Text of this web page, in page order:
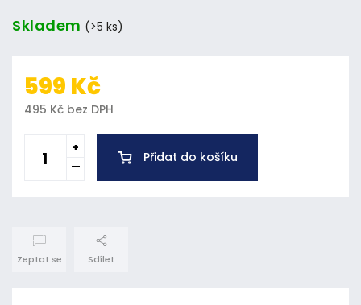
Skladem (>5 ks)
599 Kč
495 Kč bez DPH
Přidat do košíku
Zeptat se Sdílet